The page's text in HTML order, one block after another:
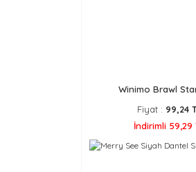
Winimo Brawl
Fiyat : 99,24
İndirimli 59,29